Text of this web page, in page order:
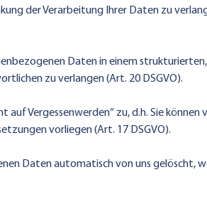
der Verarbeitung Ihrer Daten zu
Daten in einem
zu verlangen (Art. 20 DSGVO).
auf Vergessenwerden“ zu, d.h. Sie
vorliegen (Art. 17 DSGVO).
Daten automatisch von uns gelöscht,